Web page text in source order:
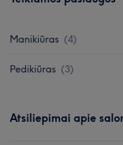
Manikiūras (4)
Pedikiūras (3)
Atsiliepimai apie